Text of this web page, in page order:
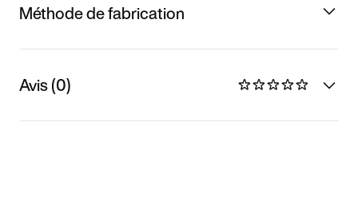
Méthode de fabrication
Avis (0)